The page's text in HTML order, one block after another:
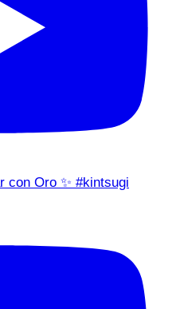
con Oro ✨ #kintsugi